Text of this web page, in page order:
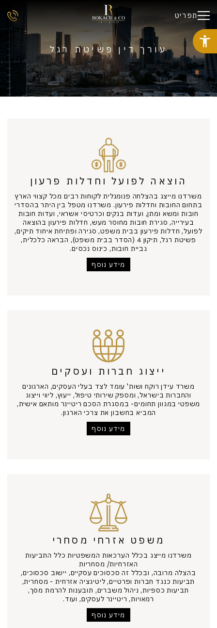
תפריט
עורך דין פשיטת רגל
הוצאה לפועל וחדלות פרעון
משרדנו מייצג בהצלחה פנומנלית לקוחות רבים מכל קצווי הארץ
בתחום החובות וחדלות פירעון. משרדנו מטפל בין היתר בהסדרי
חובות ומשא ומתן, ועדות בנקים וכרטיסי אשראי, ועדות חובות
בעירייה, סגירת חובות מחוסר מעש, חדלות פירעון בהוצאה
לפועל, חדלות פירעון בבית משפט, סגירה ופתיחת איחוד תיקים,
פשיטת רגל, תיקון 4 (הסדר בבית משפט), הבראה כלכלית,
גביית חובות, כינוס נכסים.
מידע נוסף
ייצוג חברות ועסקים
משרד עידן רוקח ושות' עומד לצד בעלי העסקים, הארגונים
והחברות בישראל, ומספק שירותי טיפול, ייעוץ, ליווי וייצוג
משפטי במגוון תחומים- במסגרת הסכם ריטיינר מותאם אישית,
המביא בחשבון את צרכי הארגון.
מידע נוסף
משפט אזרחי מסחרי
משרדנו מייצג בכלל הערכאות המשפטיות כלל התביעות
האזרחיות/ מסחריות
בהצלה מרובה, ובכלל זה סכסוכים עסקיים, יישוב סכסוכים,
תביעות כנגד חברות ופרטיים, ליטיגציה אזרחית - מסחרית,
תביעות כספיות, ניהול משברים, תובענות להרמת מסך,
רמאויות, ריטיינר לעסקים, ועוד.
מידע נוסף